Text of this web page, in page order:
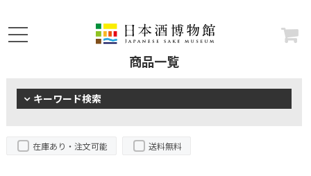
商品一覧
キーワード検索
在庫あり・注文可能 送料無料